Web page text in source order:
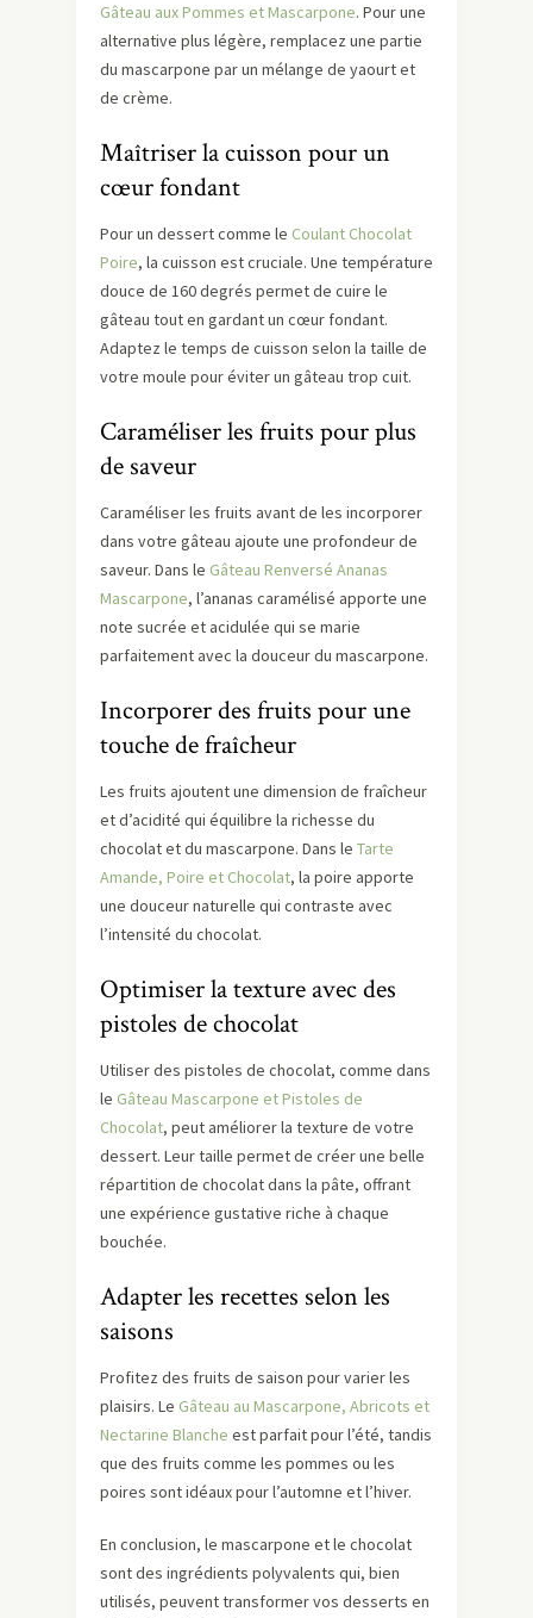
Gâteau aux Pommes et Mascarpone. Pour une
alternative plus légère, remplacez une partie
du mascarpone par un mélange de yaourt et
de crème.
Maîtriser la cuisson pour un
cœur fondant
Pour un dessert comme le Coulant Chocolat
Poire, la cuisson est cruciale. Une température
douce de 160 degrés permet de cuire le
gâteau tout en gardant un cœur fondant.
Adaptez le temps de cuisson selon la taille de
votre moule pour éviter un gâteau trop cuit.
Caraméliser les fruits pour plus
de saveur
Caraméliser les fruits avant de les incorporer
dans votre gâteau ajoute une profondeur de
saveur. Dans le Gâteau Renversé Ananas
Mascarpone, l’ananas caramélisé apporte une
note sucrée et acidulée qui se marie
parfaitement avec la douceur du mascarpone.
Incorporer des fruits pour une
touche de fraîcheur
Les fruits ajoutent une dimension de fraîcheur
et d’acidité qui équilibre la richesse du
chocolat et du mascarpone. Dans le Tarte
Amande, Poire et Chocolat, la poire apporte
une douceur naturelle qui contraste avec
l’intensité du chocolat.
Optimiser la texture avec des
pistoles de chocolat
Utiliser des pistoles de chocolat, comme dans
le Gâteau Mascarpone et Pistoles de
Chocolat, peut améliorer la texture de votre
dessert. Leur taille permet de créer une belle
répartition de chocolat dans la pâte, offrant
une expérience gustative riche à chaque
bouchée.
Adapter les recettes selon les
saisons
Profitez des fruits de saison pour varier les
plaisirs. Le Gâteau au Mascarpone, Abricots et
Nectarine Blanche est parfait pour l’été, tandis
que des fruits comme les pommes ou les
poires sont idéaux pour l’automne et l’hiver.
En conclusion, le mascarpone et le chocolat
sont des ingrédients polyvalents qui, bien
utilisés, peuvent transformer vos desserts en